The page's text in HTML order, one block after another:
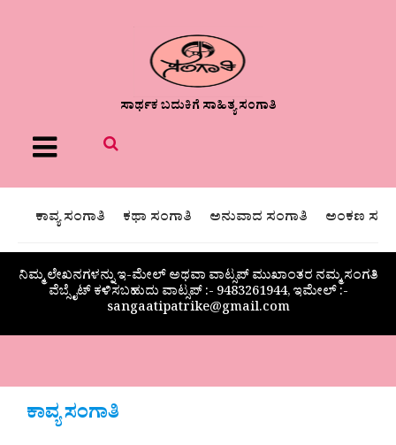
ಸಾರ್ಥಕ ಬದುಕಿಗೆ ಸಾಹಿತ್ಯ ಸಂಗಾತಿ
Menu
ಕಾವ್ಯ ಸಂಗಾತಿ ಕಥಾ ಸಂಗಾತಿ ಅನುವಾದ ಸಂಗಾತಿ ಅಂಕಣ
ನಿಮ್ಮ ಲೇಖನಗಳನ್ನು ಇ-ಮೇಲ್ ಅಥವಾ ವಾಟ್ಸಪ್ ಮುಖಾಂತರ ನಮ್ಮ ಸಂಗತಿ
ವೆಬ್ಸೈಟ್ ಕಳಿಸಬಹುದು ವಾಟ್ಸಪ್‌ :- 9483261944, ಇಮೇಲ್ :-
sangaatipatrike@gmail.com
ಕಾವ್ಯ ಸಂಗಾತಿ